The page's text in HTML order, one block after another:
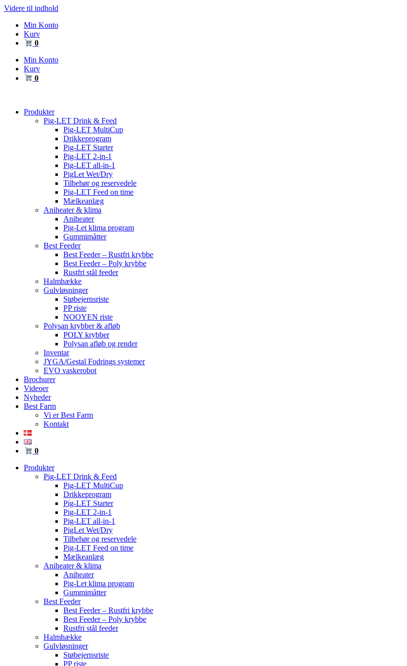
Videre til indhold
Min Konto
Kurv
0
Min Konto
Kurv
0
Produkter
Pig-LET Drink & Feed
Pig-LET MultiCup
Drikkeprogram
Pig-LET Starter
Pig-LET 2-in-1
Pig-LET all-in-1
PigLet Wet/Dry
Tilbehør og reservedele
Pig-LET Feed on time
Mælkeanlæg
Aniheater & klima
Aniheater
Pig-Let klima program
Gummimåtter
Best Feeder
Best Feeder – Rustfri krybbe
Best Feeder – Poly krybbe
Rustfri stål feeder
Halmhække
Gulvløsninger
Støbejernsriste
PP riste
NOOYEN riste
Polysan krybber & afløb
POLY krybber
Polysan afløb og render
Inventar
JYGA/Gestal Fodrings systemer
EVO vaskerobot
Brochurer
Videoer
Nyheder
Best Farm
Vi er Best Farm
Kontakt
0
Produkter
Pig-LET Drink & Feed
Pig-LET MultiCup
Drikkeprogram
Pig-LET Starter
Pig-LET 2-in-1
Pig-LET all-in-1
PigLet Wet/Dry
Tilbehør og reservedele
Pig-LET Feed on time
Mælkeanlæg
Aniheater & klima
Aniheater
Pig-Let klima program
Gummimåtter
Best Feeder
Best Feeder – Rustfri krybbe
Best Feeder – Poly krybbe
Rustfri stål feeder
Halmhække
Gulvløsninger
Støbejernsriste
PP riste